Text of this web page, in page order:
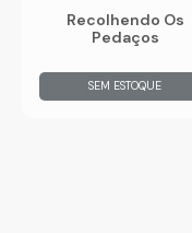
Recolhendo Os
Pedaços
SEM ESTOQUE